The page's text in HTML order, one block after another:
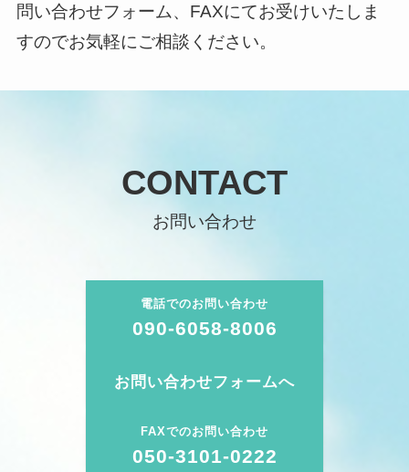
問い合わせフォーム、FAXにてお受けいたしま
すのでお気軽にご相談ください。
CONTACT
お問い合わせ
電話でのお問い合わせ
090-6058-8006
お問い合わせフォームへ
FAXでのお問い合わせ
050-3101-0222